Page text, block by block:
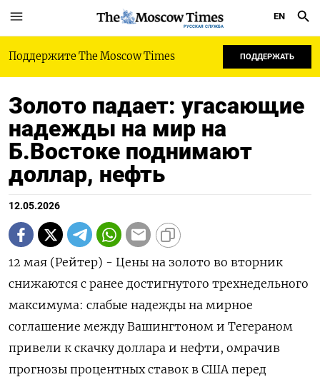
РУССКАЯ СЛУЖБА
EN
Поддержите The Moscow Times ПОДДЕРЖАТЬ
Золото падает: угасающие
надежды на мир на
Б.Востоке поднимают
доллар, нефть
12.05.2026
12 мая (Рейтер) - Цены на золото во вторник
снижаются с ранее достигнутого трехнедельного
максимума: слабые надежды на мирное
соглашение между Вашингтоном ‌и Тегераном
привели к скачку доллара и нефти, омрачив
прогнозы процентных ставок в США перед